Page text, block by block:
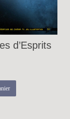
d’Esprits